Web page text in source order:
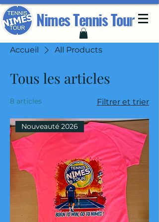
Nimes Tennis Tour
Accueil All Products
Tous les articles
8 articles Filtrer et trier
Nouveauté 2026